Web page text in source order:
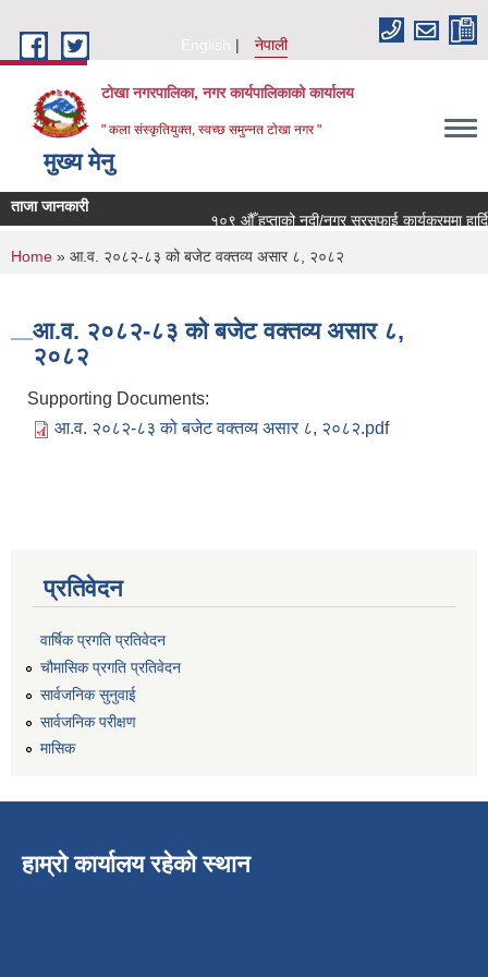
English
नेपाली
टोखा नगरपालिका, नगर कार्यपालिकाको कार्यालय
" कला संस्कृतियुक्त, स्वच्छ समुन्‍नत टोखा नगर "
मुख्य मेनु
ताजा जानकारी
१०९ औँ हप्ताको नदी/नगर सरसफाई कार्यक्रममा
You are here
Home » आ.व. २०८२-८३ को बजेट वक्तव्य असार ८, २०८२
आ.व. २०८२-८३ को बजेट वक्तव्य असार ८,
२०८२
Supporting Documents:
आ.व. २०८२-८३ को बजेट वक्तव्य असार ८, २०८२.pdf
प्रतिवेदन
वार्षिक प्रगति प्रतिवेदन
चौमासिक प्रगति प्रतिवेदन
सार्वजनिक सुनुवाई
सार्वजनिक परीक्षण
मासिक
हाम्रो कार्यालय रहेको स्थान